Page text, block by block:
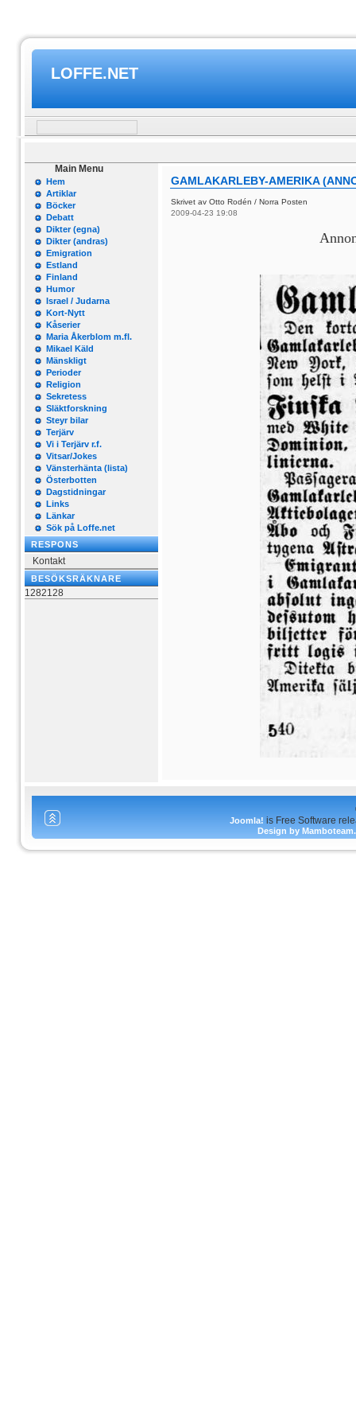
LOFFE.NET
Main Menu
Hem
Artiklar
Böcker
Debatt
Dikter (egna)
Dikter (andras)
Emigration
Estland
Finland
Humor
Israel / Judarna
Kort-Nytt
Kåserier
Maria Åkerblom m.fl.
Mikael Käld
Mänskligt
Perioder
Religion
Sekretess
Släktforskning
Steyr bilar
Terjärv
Vi i Terjärv r.f.
Vitsar/Jokes
Vänsterhänta (lista)
Österbotten
Dagstidningar
Links
Länkar
Sök på Loffe.net
RESPONS
Kontakt
BESÖKSRÄKNARE
1282128
GAMLAKARLEBY-AMERIKA
Skrivet av Otto Rodén / Norra Posten
2009-04-23 19:08
Joomla! is Free Software
Design by